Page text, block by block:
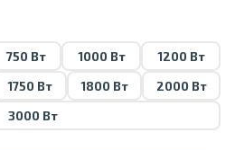
750 Вт 1000 Вт
1200 Вт
1750 Вт 1800 Вт
2000 Вт
3000 Вт